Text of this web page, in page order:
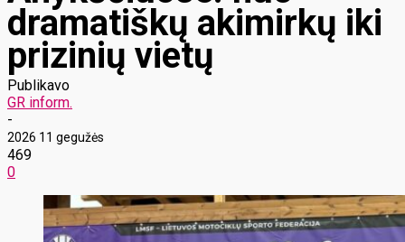
dramatiškų akimirkų iki
prizinių vietų
Publikavo
GR inform.
-
2026 11 gegužės
469
0